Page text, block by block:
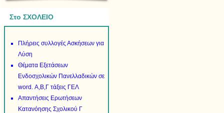
Στο ΣΧΟΛΕΙΟ
Πλήρεις συλλογές Ασκήσεων για
Λύση
Θέματα Εξετάσεων
Ενδοσχολικών Πανελλαδικών σε
word. Α,Β,Γ τάξεις ΓΕΛ
Απαντήσεις Ερωτήσεων
Κατανόησης Σχολικού Γ